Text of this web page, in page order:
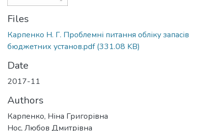
Files
Карпенко Н. Г. Проблемні питання обліку запасів
бюджетних установ.pdf(331.08 KB)
Date
2017-11
Authors
Карпенко, Ніна Григорівна
Нос, Любов Дмитрівна